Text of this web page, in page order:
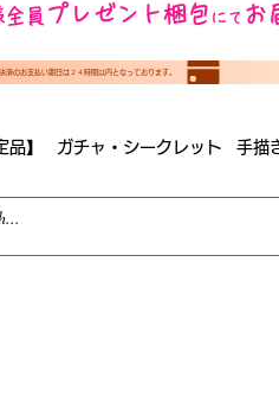
員 プレゼント梱包 にて お
済のお支払い期日は２４時間以内となっております。
品】 ガチャ・シークレット 手描